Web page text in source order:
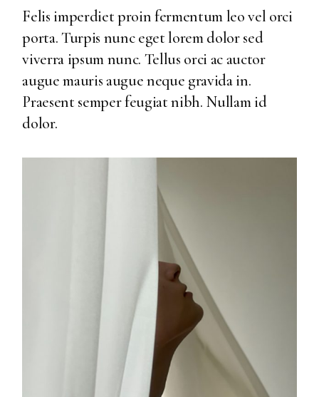
Felis imperdiet proin fermentum leo vel orci
porta. Turpis nunc eget lorem dolor sed
viverra ipsum nunc. Tellus orci ac auctor
augue mauris augue neque gravida in.
Praesent semper feugiat nibh. Nullam id
dolor.